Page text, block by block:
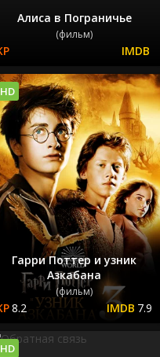
Алиса в Пограничье
(фильм)
Гарри Поттер и узник
Азкабана
(фильм)
8.2 7.9
HD
HD